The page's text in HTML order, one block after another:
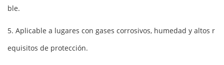
ble.
5. Aplicable a lugares con gases corrosivos, humedad y altos r
equisitos de protección.